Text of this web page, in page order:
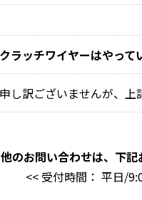
クラッチワイヤーはやって
申し訳ございませんが、上
のお問い合わせは、下記
<< 受付時間： 平日/